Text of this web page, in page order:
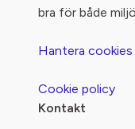
bra för både
Hantera cookies
Cookie policy
Kontakt